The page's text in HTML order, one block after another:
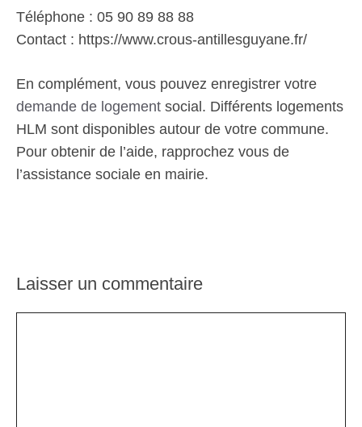
Téléphone : 05 90 89 88 88
Contact : https://www.crous-antillesguyane.fr/
En complément, vous pouvez enregistrer votre
demande de logement social. Différents logements
HLM sont disponibles autour de votre commune.
Pour obtenir de l’aide, rapprochez vous de
l’assistance sociale en mairie.
Laisser un commentaire